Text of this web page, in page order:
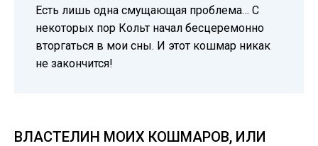
Есть лишь одна смущающая проблема… С
некоторых пор Кольт начал бесцеремонно
вторгаться в мои сны. И этот кошмар никак
не закончится!
ВЛАСТЕЛИН МОИХ КОШМАРОВ, ИЛИ